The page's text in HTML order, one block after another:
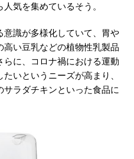
気を集めているそう。
識が多様化していて、胃や
い豆乳などの植物性乳製品
に、コロナ禍における運動
いというニーズが高まり、
ラダチキンといった食品に